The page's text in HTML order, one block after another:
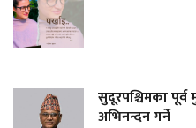
सुदूरपश्चिमका पूर्व
अभिनन्दन गर्ने